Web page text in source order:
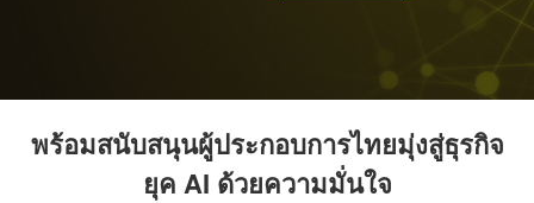
พร้อมสนับสนุนผู้ประกอบการไทยมุ่งสู่ธุรกิจ
ยุค AI ด้วยความมั่นใจ